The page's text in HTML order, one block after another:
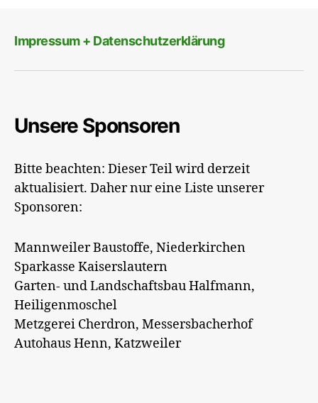
Impressum + Datenschutzerklärung
Unsere Sponsoren
Bitte beachten: Dieser Teil wird derzeit
aktualisiert. Daher nur eine Liste unserer
Sponsoren:
Mannweiler Baustoffe, Niederkirchen
Sparkasse Kaiserslautern
Garten- und Landschaftsbau Halfmann,
Heiligenmoschel
Metzgerei Cherdron, Messersbacherhof
Autohaus Henn, Katzweiler